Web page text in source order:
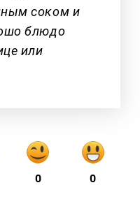
соком и
блюдо
или
0 0